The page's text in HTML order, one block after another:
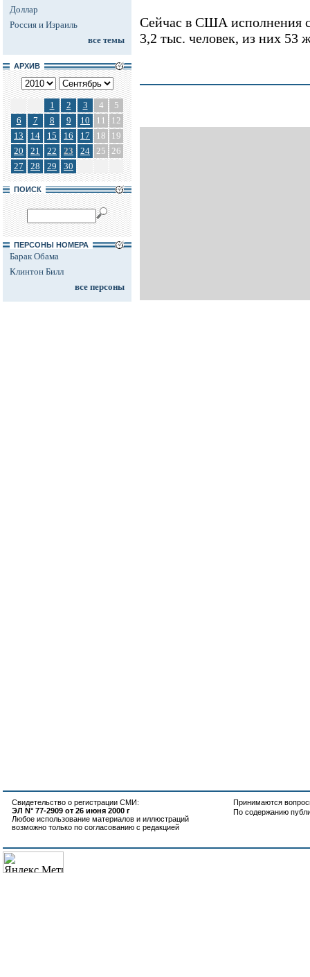
Доллар
Россия и Израиль
все темы
АРХИВ
1 2 3 4
5
6
7 8 9 10 11
12
13
14 15 16 17 18
19
20
21 22 23 24 25 26
27
28 29 30
ПОИСК
ПЕРСОНЫ НОМЕРА
Барак Обама
Клинтон Билл
все персоны
Сейчас в США исполнения
3,2 тыс. человек, из них 53
Свидетельство о регистрации СМИ:
ЭЛ N° 77-2909 от 26 июня 2000 г
Любое использование материалов и иллюстраций
возможно только по согласованию с редакцией
Принимаются
По содержанию